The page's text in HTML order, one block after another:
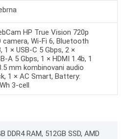
HP True Vision 720p
camera, Wi-Fi 6, Bluetooth
1 × USB‑C 5 Gbps, 2 ×
5 Gbps, 1 × HDMI 1.4b, 1
mm kombinovani audio
1 × AC Smart, Battery:
3-cell
DDR4 RAM, 512GB SSD, AMD